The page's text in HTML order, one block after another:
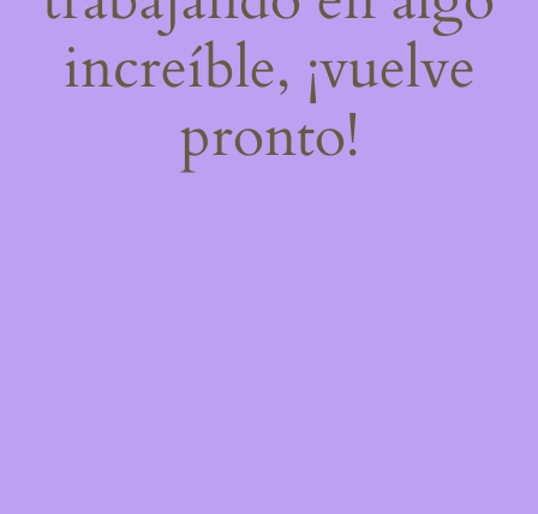
increíble, ¡vuelve
pronto!